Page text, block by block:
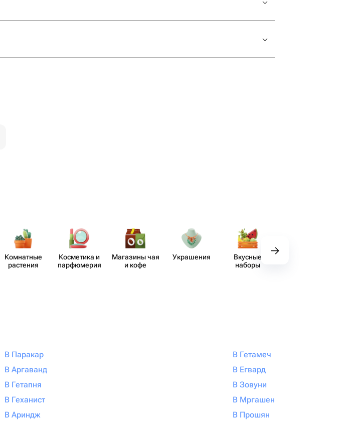
Комнатные
растения
Косметика и
парф​юмерия
Магазины чая
и кофе
Украшения
Вкусные
наборы
В Паракар
В Аргаванд
В Гетапня
В Геханист
В Ариндж
В Гетамеч
В Егвард
В Зовуни
В Мргашен
В Прошян